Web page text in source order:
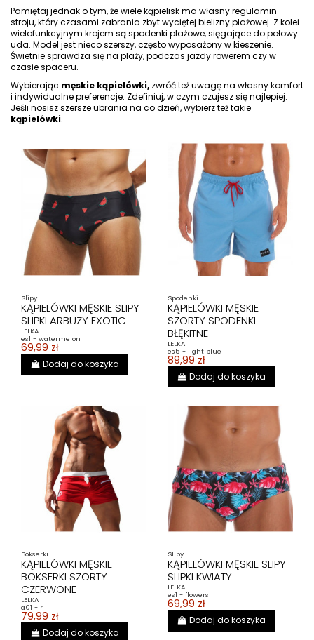
Pamiętaj jednak o tym, że wiele kąpielisk ma własny regulamin
stroju, który czasami zabrania zbyt wyciętej bielizny plażowej. Z kolei
wielofunkcyjnym krojem są spodenki plażowe, sięgające do połowy
uda. Model jest nieco szerszy, często wyposażony w kieszenie.
Świetnie sprawdza się na plaży, podczas jazdy rowerem czy w
czasie spaceru.
Wybierając męskie kąpielówki, zwróć też uwagę na własny komfort
i indywidualne preferencje. Zdefiniuj, w czym czujesz się najlepiej.
Jeśli nosisz szersze ubrania na co dzień, wybierz też takie
kąpielówki.
Slipy
KĄPIELÓWKI MĘSKIE SLIPY
SLIPKI ARBUZY EXOTIC
LELKA
es1 - watermelon
69,99 zł
Dodaj do koszyka
Spodenki
KĄPIELÓWKI MĘSKIE
SZORTY SPODENKI
BŁĘKITNE
LELKA
es5 - light blue
89,99 zł
Dodaj do koszyka
Bokserki
KĄPIELÓWKI MĘSKIE
BOKSERKI SZORTY
CZERWONE
LELKA
a01 - r
79,99 zł
Dodaj do koszyka
Slipy
KĄPIELÓWKI MĘSKIE SLIPY
SLIPKI KWIATY
LELKA
es1 - flowers
69,99 zł
Dodaj do koszyka